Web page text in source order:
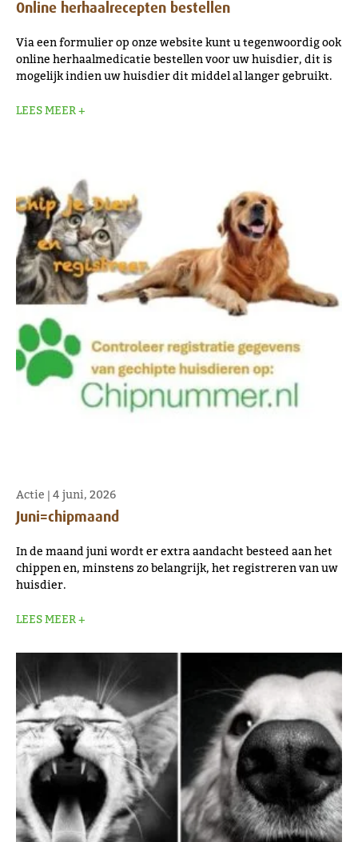
Online herhaalrecepten bestellen
Via een formulier op onze website kunt u tegenwoordig ook
online herhaalmedicatie bestellen voor uw huisdier, dit is
mogelijk indien uw huisdier dit middel al langer gebruikt.
LEES MEER +
Actie|4 juni, 2026
Juni=chipmaand
In de maand juni wordt er extra aandacht besteed aan het
chippen en, minstens zo belangrijk, het registreren van uw
huisdier.
LEES MEER +